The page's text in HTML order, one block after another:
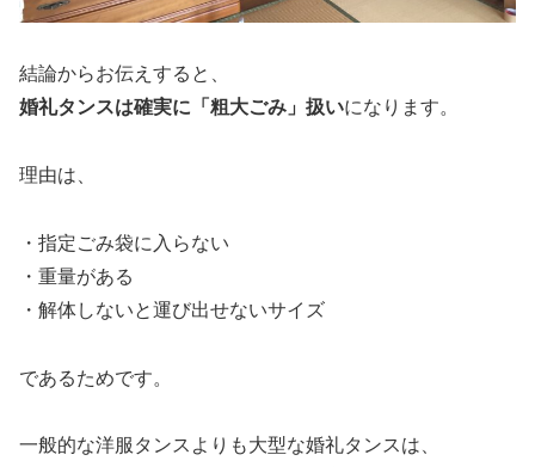
結論からお伝えすると、
婚礼タンスは確実に「粗大ごみ」扱いになります。
理由は、
・指定ごみ袋に入らない
・重量がある
・解体しないと運び出せないサイズ
であるためです。
一般的な洋服タンスよりも大型な婚礼タンスは、